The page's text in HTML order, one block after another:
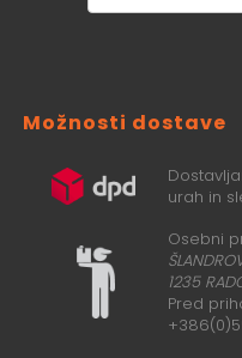
Možnosti dostave
urah in
Osebni
1235
Pred